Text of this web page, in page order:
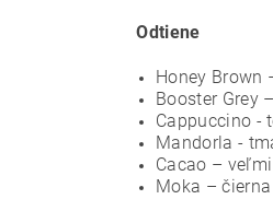
Odtiene
Honey Brown
Booster Grey
Cappuccino -
Mandorla -
Cacao –
Moka –